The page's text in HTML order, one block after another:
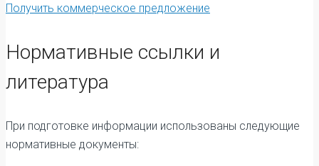
Получить коммерческое предложение
Нормативные ссылки и
литература
При подготовке информации использованы следующие
нормативные документы: